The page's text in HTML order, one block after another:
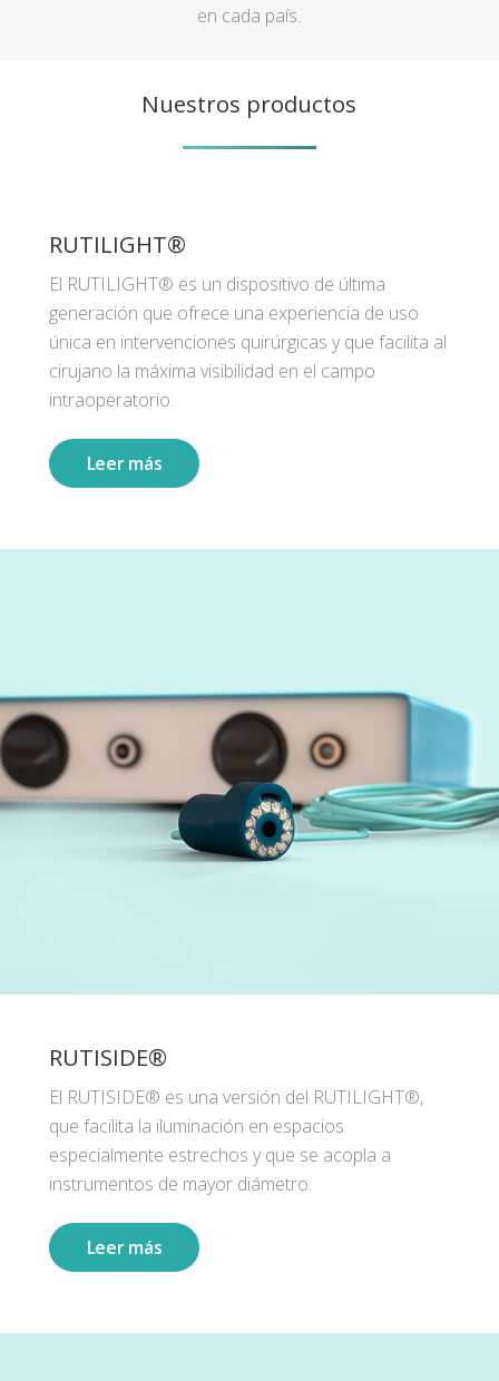
en cada país.
Nuestros productos
RUTILIGHT®
El RUTILIGHT® es un dispositivo de última
generación que ofrece una experiencia de uso
única en intervenciones quirúrgicas y que facilita al
cirujano la máxima visibilidad en el campo
intraoperatorio.
Leer más
RUTISIDE®
El RUTISIDE® es una versión del RUTILIGHT®,
que facilita la iluminación en espacios
especialmente estrechos y que se acopla a
instrumentos de mayor diámetro.
Leer más